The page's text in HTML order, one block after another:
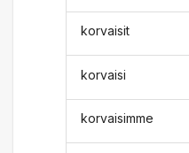
korvaisit
korvaisi
korvaisimme